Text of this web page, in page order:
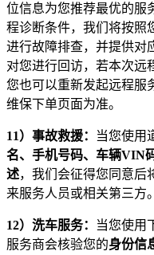
位信息为您推荐最优的服
程诊断条件，我们将按照
进行故障排查，并提供对
对您进行回访，若本次远
您也可以重新发起远程服
维保下单页面为准。
11）事故救援： 当您使用
名、手机号码、车辆VIN
述，我们会征得您同意后
来服务人员或相关第三方。
12）洗车服务：
当您使用
服务商会核验您的身份信